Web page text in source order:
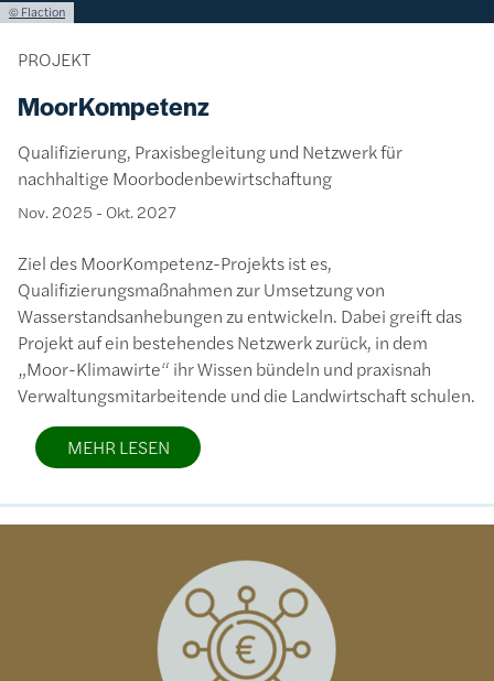
Lizenzinformationen einschließlich Urheberrecht
© Flaction
PROJEKT
MoorKompetenz
Qualifizierung, Praxisbegleitung und Netzwerk für
nachhaltige Moorbodenbewirtschaftung
Nov. 2025 - Okt. 2027
Ziel des MoorKompetenz-Projekts ist es,
Qualifizierungsmaßnahmen zur Umsetzung von
Wasserstandsanhebungen zu entwickeln. Dabei greift das
Projekt auf ein bestehendes Netzwerk zurück, in dem
„Moor-Klimawirte“ ihr Wissen bündeln und praxisnah
Verwaltungsmitarbeitende und die Landwirtschaft schulen.
MEHR LESEN